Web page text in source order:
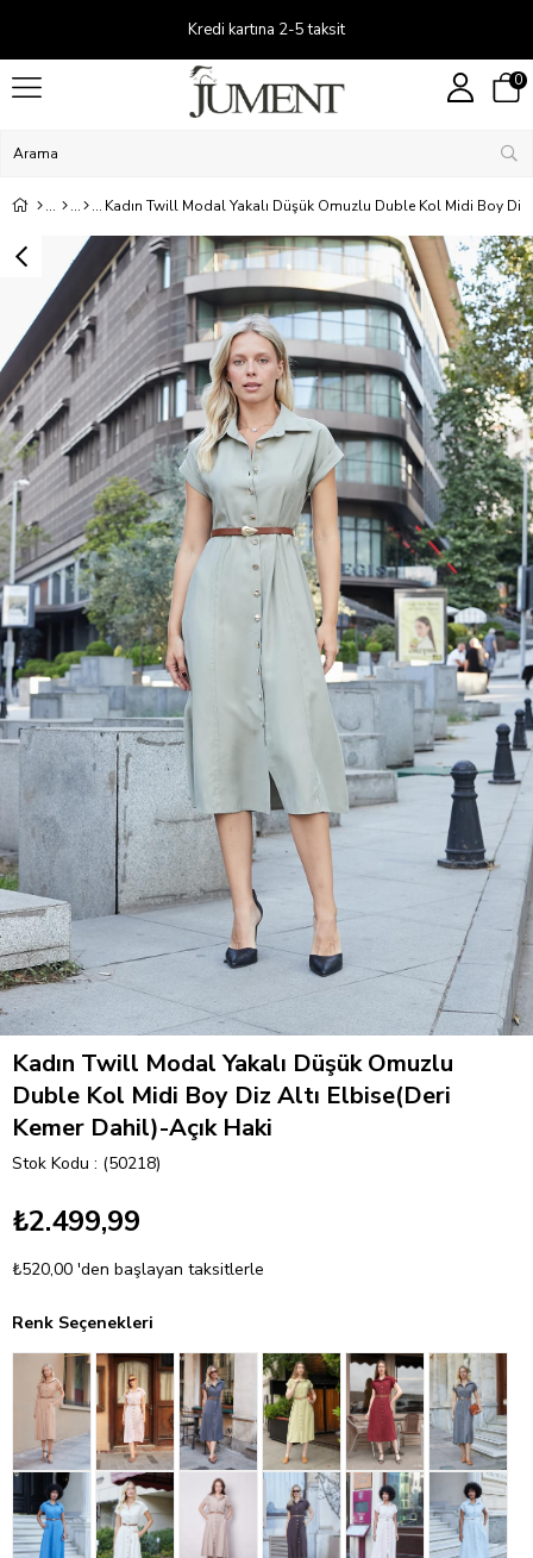
Kredi kartına 2-5 taksit
0
Kadın Twill Modal Yakalı Düşük Omuzlu
Duble Kol Midi Boy Diz Altı Elbise(Deri
Kemer Dahil)-Açık Haki
Stok Kodu (50218)
₺2.499,99
₺520,00 'den başlayan taksitlerle
Renk Seçenekleri